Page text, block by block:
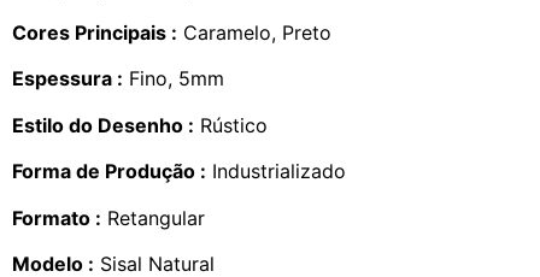
Cores Principais : Caramelo, Preto
Espessura : Fino, 5mm
Estilo do Desenho : Rústico
Forma de Produção : Industrializado
Formato : Retangular
Modelo : Sisal Natural